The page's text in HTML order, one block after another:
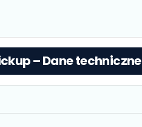
– Dane techniczne